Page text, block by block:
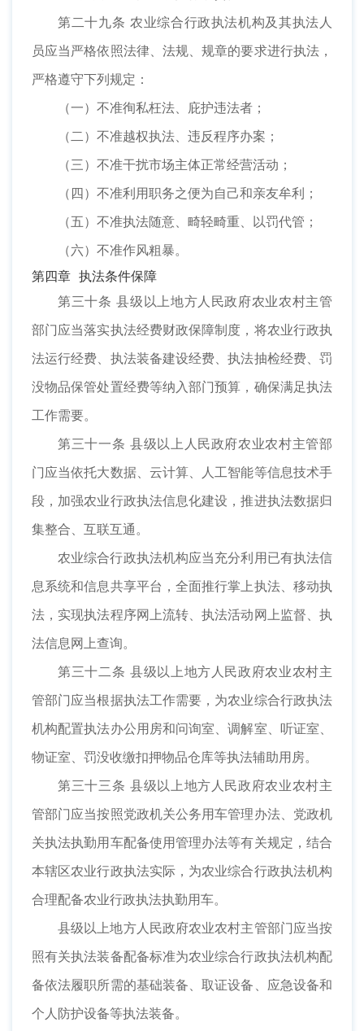
第二十九条 农业综合行政执法机构及其执法人
员应当严格依照法律、法规、规章的要求进行执法，
严格遵守下列规定：
（一）不准徇私枉法、庇护违法者；
（二）不准越权执法、违反程序办案；
（三）不准干扰市场主体正常经营活动；
（四）不准利用职务之便为自己和亲友牟利；
（五）不准执法随意、畸轻畸重、以罚代管；
（六）不准作风粗暴。
第四章 执法条件保障
第三十条 县级以上地方人民政府农业农村主管
部门应当落实执法经费财政保障制度，将农业行政执
法运行经费、执法装备建设经费、执法抽检经费、罚
没物品保管处置经费等纳入部门预算，确保满足执法
工作需要。
第三十一条 县级以上人民政府农业农村主管部
门应当依托大数据、云计算、人工智能等信息技术手
段，加强农业行政执法信息化建设，推进执法数据归
集整合、互联互通。
农业综合行政执法机构应当充分利用已有执法信
息系统和信息共享平台，全面推行掌上执法、移动执
法，实现执法程序网上流转、执法活动网上监督、执
法信息网上查询。
第三十二条 县级以上地方人民政府农业农村主
管部门应当根据执法工作需要，为农业综合行政执法
机构配置执法办公用房和问询室、调解室、听证室、
物证室、罚没收缴扣押物品仓库等执法辅助用房。
第三十三条 县级以上地方人民政府农业农村主
管部门应当按照党政机关公务用车管理办法、党政机
关执法执勤用车配备使用管理办法等有关规定，结合
本辖区农业行政执法实际，为农业综合行政执法机构
合理配备农业行政执法执勤用车。
县级以上地方人民政府农业农村主管部门应当按
照有关执法装备配备标准为农业综合行政执法机构配
备依法履职所需的基础装备、取证设备、应急设备和
个人防护设备等执法装备。